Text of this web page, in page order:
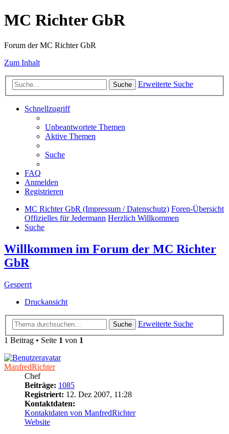
MC Richter GbR
Forum der MC Richter GbR
Zum Inhalt
Suche Erweiterte Suche
Schnellzugriff
Unbeantwortete Themen
Aktive Themen
Suche
FAQ
Anmelden
Registrieren
MC Richter GbR (Impressum / Datenschutz) Foren-Übersicht
Offizielles für Jedermann Herzlich Willkommen
Suche
Willkommen im Forum der MC Richter
GbR
Gesperrt
Druckansicht
Suche
Erweiterte Suche
1 Beitrag • Seite 1 von 1
ManfredRichter
Chef
Beiträge: 1085
Registriert: 12. Dez 2007, 11:28
Kontaktdaten:
Kontaktdaten von ManfredRichter
Website